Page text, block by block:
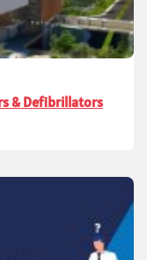
& Defibrillators